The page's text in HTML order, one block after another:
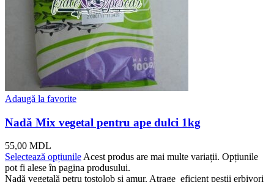
Adaugă la favorite
Nadă Mix vegetal pentru ape dulci 1kg
55,00 MDL
Selectează opțiunileAcest produs are mai multe variații. Opțiunile
pot fi alese în pagina produsului.
Nadă vegetală petru tostolob și amur. Atrage eficient peștii erbivori